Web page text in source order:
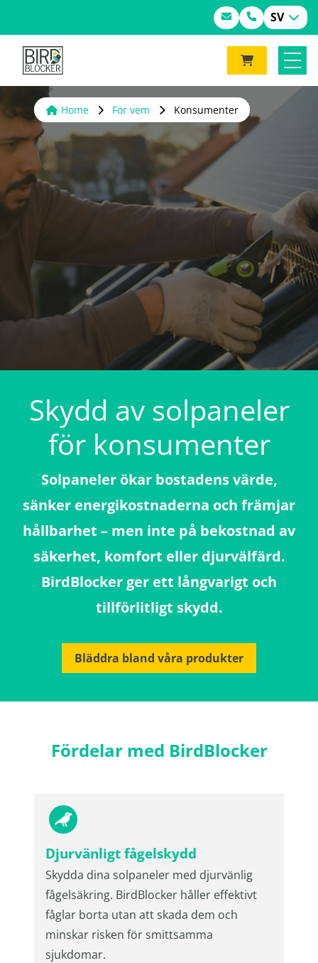
SV
Home För vem Konsumenter
Skydd av solpaneler
för konsumenter
Solpaneler ökar bostadens värde,
sänker energikostnaderna och främjar
hållbarhet – men inte på bekostnad av
säkerhet, komfort eller djurvälfärd.
BirdBlocker ger ett långvarigt och
tillförlitligt skydd.
Bläddra bland våra produkter
Fördelar med BirdBlocker
Djurvänligt fågelskydd
Skydda dina solpaneler med djurvänlig
fågelsäkring. BirdBlocker håller effektivt
fåglar borta utan att skada dem och
minskar risken för smittsamma
sjukdomar.